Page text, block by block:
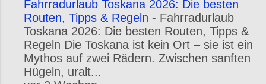
Fahrradurlaub Toskana 2026: Die besten
Routen, Tipps & Regeln - Fahrradurlaub
Toskana 2026: Die besten Routen, Tipps &
Regeln Die Toskana ist kein Ort – sie ist ein
Mythos auf zwei Rädern. Zwischen sanften
Hügeln, uralt...